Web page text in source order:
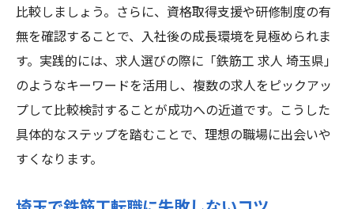
比較しましょう。さらに、資格取得支援や研修制度の有
無を確認することで、入社後の成長環境を見極められま
す。実践的には、求人選びの際に「鉄筋工 求人 埼玉県」
のようなキーワードを活用し、複数の求人をピックアッ
プして比較検討することが成功への近道です。こうした
具体的なステップを踏むことで、理想の職場に出会いや
すくなります。